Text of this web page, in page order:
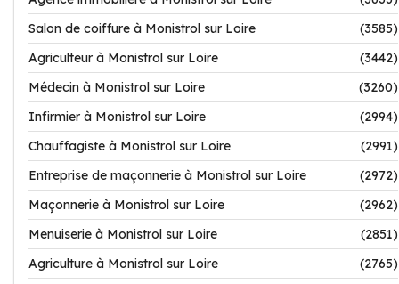
Salon de coiffure à Monistrol sur Loire
(3585)
Agriculteur à Monistrol sur Loire
(3442)
Médecin à Monistrol sur Loire
(3260)
Infirmier à Monistrol sur Loire
(2994)
Chauffagiste à Monistrol sur Loire
(2991)
Entreprise de maçonnerie à Monistrol sur Loire
(2972)
Maçonnerie à Monistrol sur Loire
(2962)
Menuiserie à Monistrol sur Loire
(2851)
Agriculture à Monistrol sur Loire
(2765)